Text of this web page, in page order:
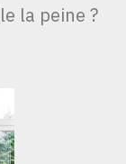
la peine ?